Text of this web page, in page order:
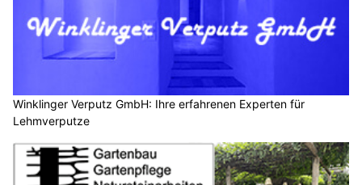
Winklinger Verputz GmbH: Ihre erfahrenen Experten für
Lehmverputze